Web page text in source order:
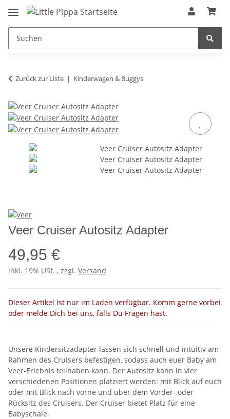
Zum Hauptinhalt springen
springen
Zurück zur Liste Kinderwagen & Buggys
Veer Cruiser Autositz Adapter
49,95 €
inkl. 19% USt. , zzgl. Versand
Dieser Artikel ist nur im Laden verfügbar. Komm gerne vorbei
oder melde Dich bei uns, falls Du Fragen hast.
Unsere Kindersitzadapter lassen sich schnell und intuitiv am
Rahmen des Cruisers befestigen, sodass auch euer Baby am
Veer-Erlebnis teilhaben kann. Der Autositz kann in vier
verschiedenen Positionen platziert werden: mit Blick auf euch
oder mit Blick nach vorne und über dem Vorder- oder
Rücksitz des Cruisers. Der Cruiser bietet Platz für eine
Babyschale.